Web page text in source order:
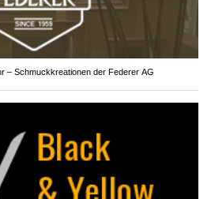
– Schmuckkreationen der Federer AG